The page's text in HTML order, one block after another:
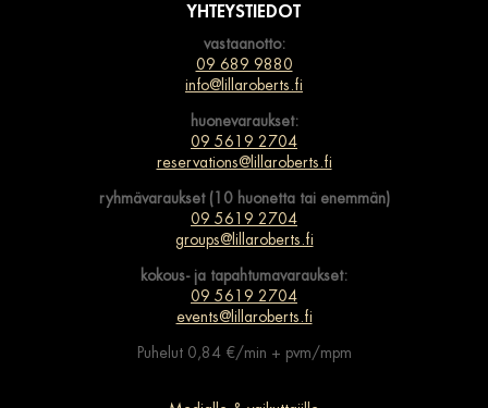
YHTEYSTIEDOT
vastaanotto:
09 689 9880
info@lillaroberts.fi
huonevaraukset:
09 5619 2704
reservations@lillaroberts.fi
ryhmävaraukset (10 huonetta tai enemmän)
09 5619 2704
groups@lillaroberts.fi
kokous- ja tapahtumavaraukset:
09 5619 2704
events@lillaroberts.fi
Puhelut 0,84 €/min + pvm/mpm